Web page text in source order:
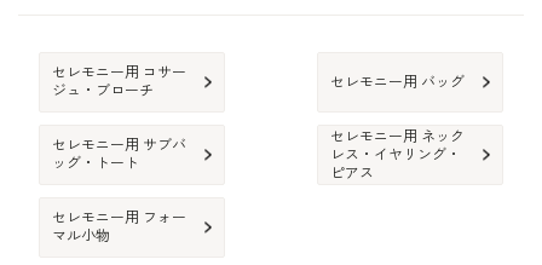
セレモニー用 コサー
ジュ・ブローチ
セレモニー用 バッグ
セレモニー用 サブバ
ッグ・トート
セレモニー用 ネック
レス・イヤリング・
ピアス
セレモニー用 フォー
マル小物